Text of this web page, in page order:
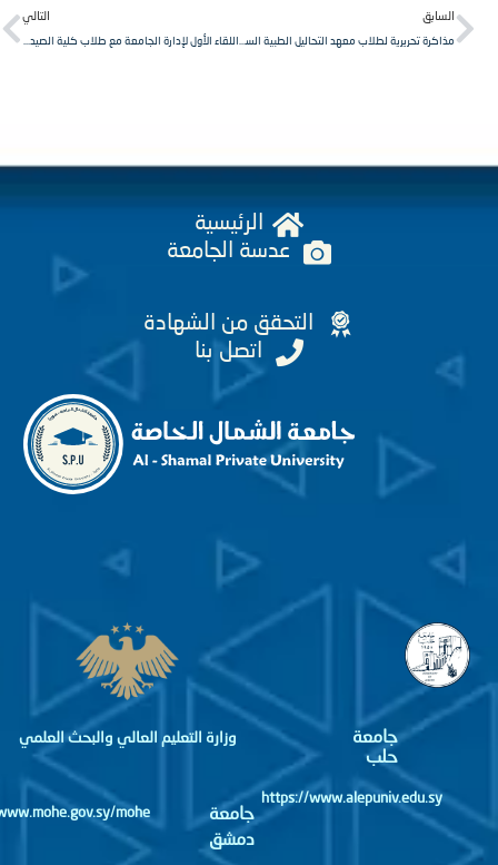
مذاكرة تحريرية لطلاب معهد التحاليل الطبية السنة الثانية، مقرر كيمياء تحليلية/١/. اللقاء الأول لإدارة الجامعة مع طلاب كلية الصيدلة بهدف الارتقاء بالعملية التعليمية.
الرئيسية
عدسة الجامعة
التحقق من الشهادة
اتصل بنا
جامعة
https://www.alepuniv.edu.sy
جامعة
دمشق
وزارة التعليم العالي والبحث العلمي
http://www.mohe.gov.sy/mohe